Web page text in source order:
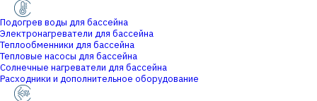
Подогрев воды для бассейна
Электронагреватели для бассейна
Теплообменники для бассейна
Тепловые насосы для бассейна
Солнечные нагреватели для бассейна
Расходники и дополнительное оборудование